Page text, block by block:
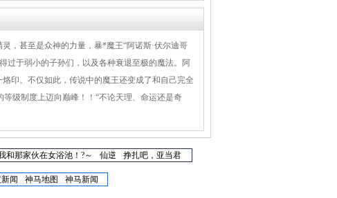
甚至是众神的力量，暴*魔王“阿诺斯·伏尔迪哥
过于弱小的子孙们，以及各种衰退至极的魔法。阿
印。不仅如此，传说中的魔王还变成了和自己完全
级制度上迈向巅峰！！“不论天理、命运还是奇
和那家伙在女浴池！?～ 仙逆 挣扎吧，亚当君
闻 神马地图 神马新闻